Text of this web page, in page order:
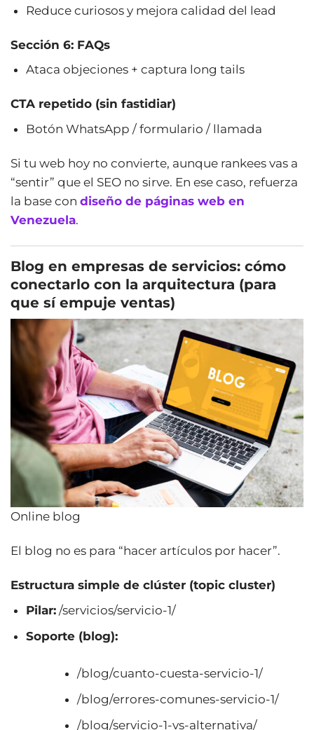
Reduce curiosos y mejora calidad del lead
Sección 6: FAQs
Ataca objeciones + captura long tails
CTA repetido (sin fastidiar)
Botón WhatsApp / formulario / llamada
Si tu web hoy no convierte, aunque rankees vas a
“sentir” que el SEO no sirve. En ese caso, refuerza
la base con diseño de páginas web en
Venezuela.
Blog en empresas de servicios: cómo
conectarlo con la arquitectura (para
que sí empuje ventas)
Online blog
El blog no es para “hacer artículos por hacer”.
Estructura simple de clúster (topic cluster)
Pilar: /servicios/servicio-1/
Soporte (blog):
/blog/cuanto-cuesta-servicio-1/
/blog/errores-comunes-servicio-1/
/blog/servicio-1-vs-alternativa/